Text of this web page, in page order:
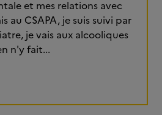
et mes relations avec
au CSAPA, je suis suivi par
je vais aux alcooliques
n'y fait...